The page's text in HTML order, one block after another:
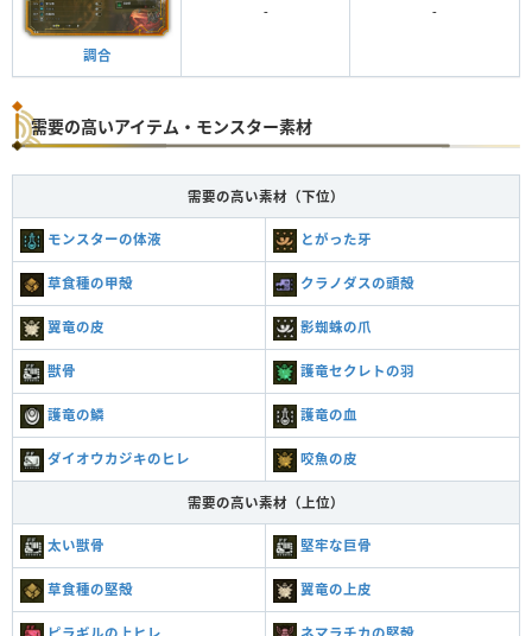
調合
- -
需要の高いアイテム・モンスター素材
需要の高い素材（下位）
モンスターの体液 とがった牙
草食種の甲殻 クラノダスの頭殻
翼竜の皮 影蜘蛛の爪
獣骨 護竜セクレトの羽
護竜の鱗 護竜の血
ダイオウカジキのヒレ 咬魚の皮
需要の高い素材（上位）
太い獣骨 堅牢な巨骨
草食種の堅殻 翼竜の上皮